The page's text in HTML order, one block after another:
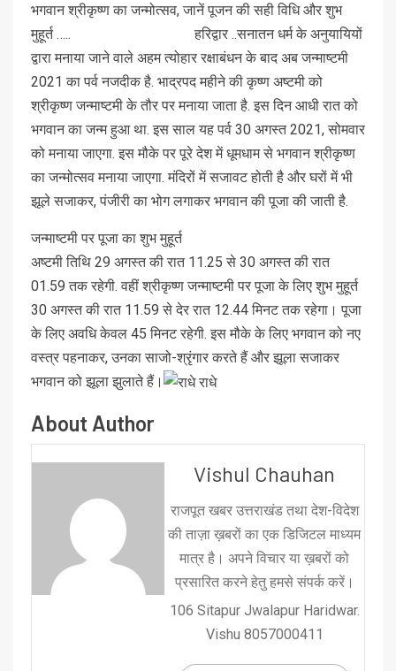
भगवान श्रीकृष्ण का जन्‍मोत्‍सव, जानें पूजन की सही विधि और शुभ
मुहूर्त ….. हरिद्वार ..सनातन धर्म के अनुयायियों
द्वारा मनाया जाने वाले अहम त्‍योहार रक्षाबंधन के बाद अब जन्‍माष्‍टमी
2021 का पर्व नजदीक है. भाद्रपद महीने की कृष्ण अष्टमी को
श्रीकृष्‍ण जन्माष्टमी के तौर पर मनाया जाता है. इस दिन आधी रात को
भगवान का जन्‍म हुआ था. इस साल यह पर्व 30 अगस्त 2021, सोमवार
को मनाया जाएगा. इस मौके पर पूरे देश में धूमधाम से भगवान श्रीकृष्‍ण
का जन्‍मोत्‍सव मनाया जाएगा. मंदिरों में सजावट होती है और घरों में भी
झूले सजाकर, पंजीरी का भोग लगाकर भगवान की पूजा की जाती है.
जन्‍माष्‍टमी पर पूजा का शुभ मुहूर्त
अष्‍टमी तिथि 29 अगस्‍त की रात 11.25 से 30 अगस्‍त की रात
01.59 तक रहेगी. वहीं श्रीकृष्ण जन्माष्टमी पर पूजा के लिए शुभ मुहूर्त
30 अगस्त की रात 11.59 से देर रात 12.44 मिनट तक रहेगा। पूजा
के लिए अवधि केवल 45 मिनट रहेगी. इस मौके के लिए भगवान को नए
वस्‍त्र पहनाकर, उनका साजो-श्रृंगार करते हैं और झूला सजाकर
भगवान को झूला झुलाते हैं।
About Author
Vishul Chauhan
राजपूत खबर उत्तराखंड तथा देश-विदेश
की ताज़ा ख़बरों का एक डिजिटल माध्यम
मात्र है। अपने विचार या ख़बरों को
प्रसारित करने हेतु हमसे संपर्क करें।
106 Sitapur Jwalapur Haridwar.
Vishu 8057000411